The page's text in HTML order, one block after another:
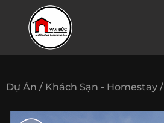
Dự Án / Khách Sạn - Homestay /